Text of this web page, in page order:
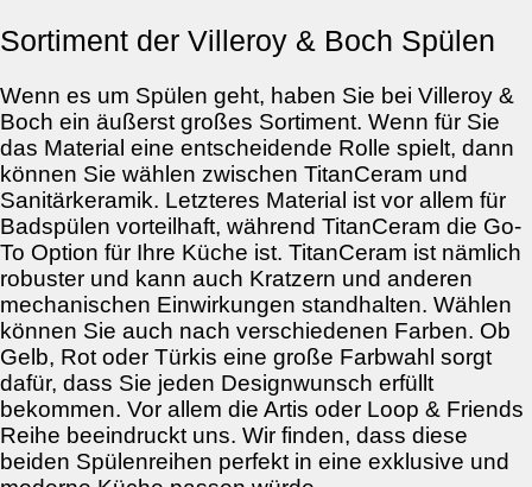
Sortiment der Villeroy & Boch Spülen
Wenn es um Spülen geht, haben Sie bei Villeroy &
Boch ein äußerst großes Sortiment. Wenn für Sie
das Material eine entscheidende Rolle spielt, dann
können Sie wählen zwischen TitanCeram und
Sanitärkeramik. Letzteres Material ist vor allem für
Badspülen vorteilhaft, während TitanCeram die Go-
To Option für Ihre Küche ist. TitanCeram ist nämlich
robuster und kann auch Kratzern und anderen
mechanischen Einwirkungen standhalten. Wählen
können Sie auch nach verschiedenen Farben. Ob
Gelb, Rot oder Türkis eine große Farbwahl sorgt
dafür, dass Sie jeden Designwunsch erfüllt
bekommen. Vor allem die Artis oder Loop & Friends
Reihe beeindruckt uns. Wir finden, dass diese
beiden Spülenreihen perfekt in eine exklusive und